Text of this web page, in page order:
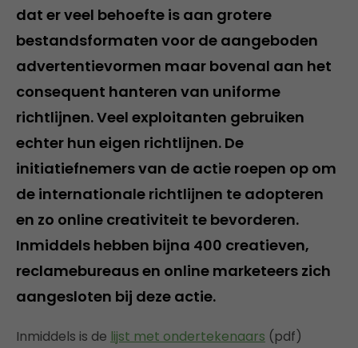
dat er veel behoefte is aan grotere
bestandsformaten voor de aangeboden
advertentievormen maar bovenal aan het
consequent hanteren van uniforme
richtlijnen. Veel exploitanten gebruiken
echter hun eigen richtlijnen. De
initiatiefnemers van de actie roepen op om
de internationale richtlijnen te adopteren
en zo online creativiteit te bevorderen.
Inmiddels hebben bijna 400 creatieven,
reclamebureaus en online marketeers zich
aangesloten bij deze actie.
Inmiddels is de lijst met ondertekenaars (pdf)